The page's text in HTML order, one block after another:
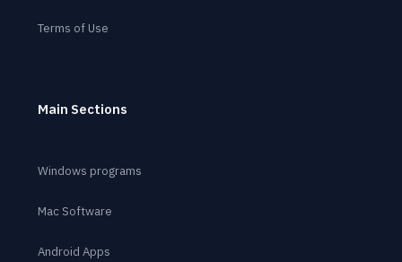
Terms of Use
Main Sections
Windows programs
Mac Software
Android Apps